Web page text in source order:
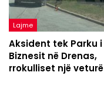
Lajme
Aksident tek Parku i
Biznesit në Drenas,
rrokulliset një veturë